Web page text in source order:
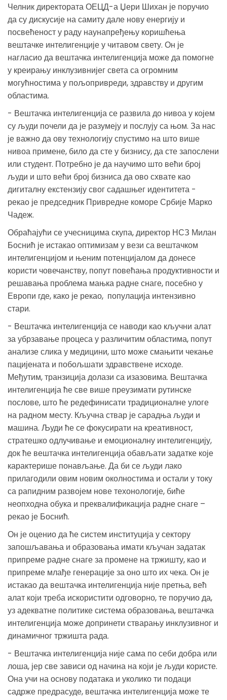
Челник директората ОЕЦД-а Џери Шихан је поручио
да су дискусије на самиту дале нову енергију и
посвећеност у раду наунапређењу коришћења
вештачке интелигенције у читавом свету. Он је
нагласио да вештачка интелигенција може да помогне
у креирању инклузивнијег света са огромним
могућностима у пољопривреди, здравству и другим
областима.
- Вештачка интелигенција се развила до нивоа у којем
су људи почели да је разумеју и послују са њом. За нас
је важно да ову технологију спустимо на што више
нивоа примене, било да сте у бизнису, да сте запослени
или студент. Потребно је да научимо што већи број
људи и што већи број бизниса да ово схвате као
дигиталну екстензију свог садашњег идентитета -
рекао је председник Привредне коморе Србије Марко
Чадеж.
Обраћајући се учесницима скупа, директор НСЗ Милан
Боснић је истакао оптимизам у вези са вештачком
интелигенцијом и њеним потенцијалом да донесе
користи човечанству, попут повећања продуктивности и
решавања проблема мањка радне снаге, посебно у
Европи где, како је рекао, популација интензивно
стари.
- Вештачка интелигенција се наводи као кључни алат
за убрзавање процеса у различитим областима, попут
анализе слика у медицини, што може смањити чекање
пацијената и побољшати здравствене исходе.
Међутим, транзиција долази са изазовима. Вештачка
интелигенција ће све више преузимати рутинске
послове, што ће редефинисати традиционалне улоге
на радном месту. Кључна ствар је сарадња људи и
машина. Људи ће се фокусирати на креативност,
стратешко одлучивање и емоционалну интелигенцију,
док ће вештачка интелигенција обављати задатке које
карактерише понављање. Да би се људи лако
прилагодили овим новим околностима и остали у току
са рапидним развојем нове техонологије, биће
неопходна обука и преквалификација радне снаге –
рекао је Боснић.
Он је оценио да ће систем институција у сектору
запошљавања и образовања имати кључан задатак
припреме радне снаге за промене на тржишту, као и
припреме млађе генерације за оно што их чека. Он је
истакао да вештачка интелигенција није претња, већ
алат који треба искористити одговорно, те поручио да,
уз адекватне политике система образовања, вештачка
интелигенција може допринети стварању инклузивног и
динамичног тржишта рада.
- Вештачка интелигенција није сама по себи добра или
лоша, јер све зависи од начина на који је људи користе.
Она учи на основу података и уколико ти подаци
садрже предрасуде, вештачка интелигенција може те